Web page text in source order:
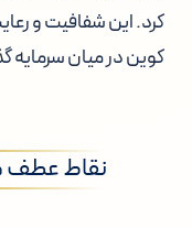
کرد. این شفافیت و
کوین در میان سرمایه
نقاط عطف